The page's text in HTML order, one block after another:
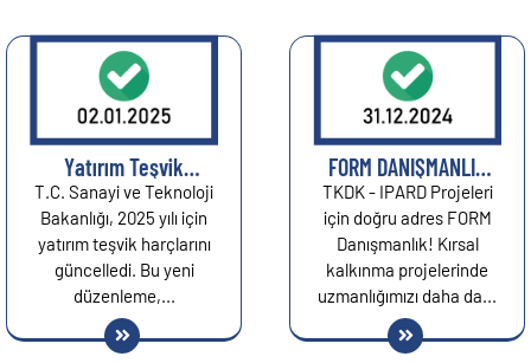
Yatırım Teşvik
Harçları 2025: Güncel
Bilgiler ve Yeni
Düzenlemeler...
T.C. Sanayi ve Teknoloji
Bakanlığı, 2025 yılı için
yatırım teşvik harçlarını
güncelledi. Bu yeni
düzenleme,...
FORM DANIŞMANLIK
TSE HYB K 307
BELGESİ ALDI...
TKDK - IPARD Projeleri
için doğru adres FORM
Danışmanlık! Kırsal
kalkınma projelerinde
uzmanlığımızı daha da...